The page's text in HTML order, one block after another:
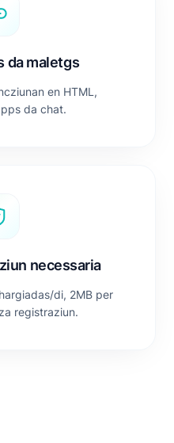
da maletgs
en HTML,
da chat.
necessaria
di, 2MB per
registraziun.